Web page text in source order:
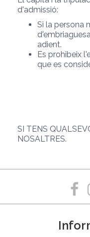
d'admissió:
Si la persona
adient.
Es prohibeix
que es
SI TENS
NOSALTRES.